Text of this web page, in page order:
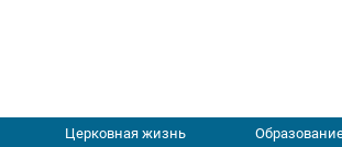
Церковная жизнь